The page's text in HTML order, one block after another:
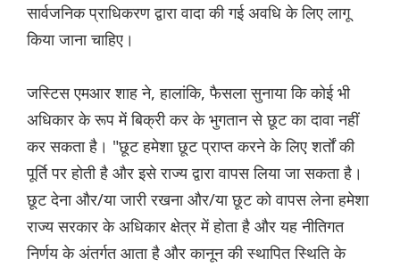
सार्वजनिक प्राधिकरण द्वारा वादा की गई अवधि के लिए लागू
किया जाना चाहिए।
जस्टिस एमआर शाह ने, हालांकि, फैसला सुनाया कि कोई भी
अधिकार के रूप में बिक्री कर के भुगतान से छूट का दावा नहीं
कर सकता है। "छूट हमेशा छूट प्राप्त करने के लिए शर्तों की
पूर्ति पर होती है और इसे राज्य द्वारा वापस लिया जा सकता है।
छूट देना और/या जारी रखना और/या छूट को वापस लेना हमेशा
राज्य सरकार के अधिकार क्षेत्र में होता है और यह नीतिगत
निर्णय के अंतर्गत आता है और कानून की स्थापित स्थिति के